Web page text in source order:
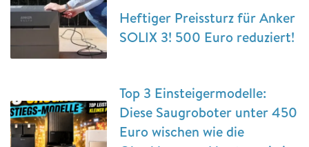
Heftiger Preissturz für Anker
SOLIX 3! 500 Euro reduziert!
Top 3 Einsteigermodelle:
Diese Saugroboter unter 450
Euro wischen wie die